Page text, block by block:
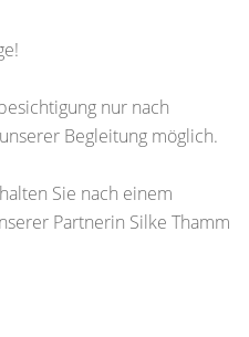
nur nach
Begleitung möglich.
Sie nach einem
Partnerin Silke Thamm